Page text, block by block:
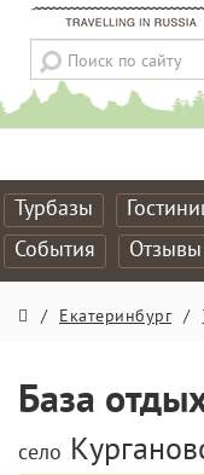
Турбазы
События
Отзывы
/ Екатеринбург /
База
село